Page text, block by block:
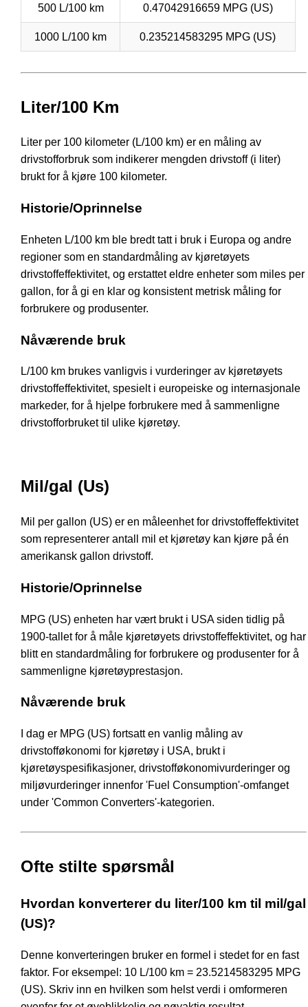
500 L/100 km 0.47042916659 MPG (US)
1000 L/100 km 0.235214583295 MPG (US)
Liter/100 Km
Liter per 100 kilometer (L/100 km) er en måling av
drivstofforbruk som indikerer mengden drivstoff (i liter)
brukt for å kjøre 100 kilometer.
Historie/Oprinnelse
Enheten L/100 km ble bredt tatt i bruk i Europa og andre
regioner som en standardmåling av kjøretøyets
drivstoffeffektivitet, og erstattet eldre enheter som miles per
gallon, for å gi en klar og konsistent metrisk måling for
forbrukere og produsenter.
Nåværende bruk
L/100 km brukes vanligvis i vurderinger av kjøretøyets
drivstoffeffektivitet, spesielt i europeiske og internasjonale
markeder, for å hjelpe forbrukere med å sammenligne
drivstofforbruket til ulike kjøretøy.
Mil/gal (Us)
Mil per gallon (US) er en måleenhet for drivstoffeffektivitet
som representerer antall mil et kjøretøy kan kjøre på én
amerikansk gallon drivstoff.
Historie/Oprinnelse
MPG (US) enheten har vært brukt i USA siden tidlig på
1900-tallet for å måle kjøretøyets drivstoffeffektivitet, og har
blitt en standardmåling for forbrukere og produsenter for å
sammenligne kjøretøyprestasjon.
Nåværende bruk
I dag er MPG (US) fortsatt en vanlig måling av
drivstofføkonomi for kjøretøy i USA, brukt i
kjøretøyspesifikasjoner, drivstofføkonomivurderinger og
miljøvurderinger innenfor 'Fuel Consumption'-omfanget
under 'Common Converters'-kategorien.
Ofte stilte spørsmål
Hvordan konverterer du liter/100 km til mil/gal
(US)?
Denne konverteringen bruker en formel i stedet for en fast
faktor. For eksempel: 10 L/100 km = 23.5214583295 MPG
(US). Skriv inn en hvilken som helst verdi i omformeren